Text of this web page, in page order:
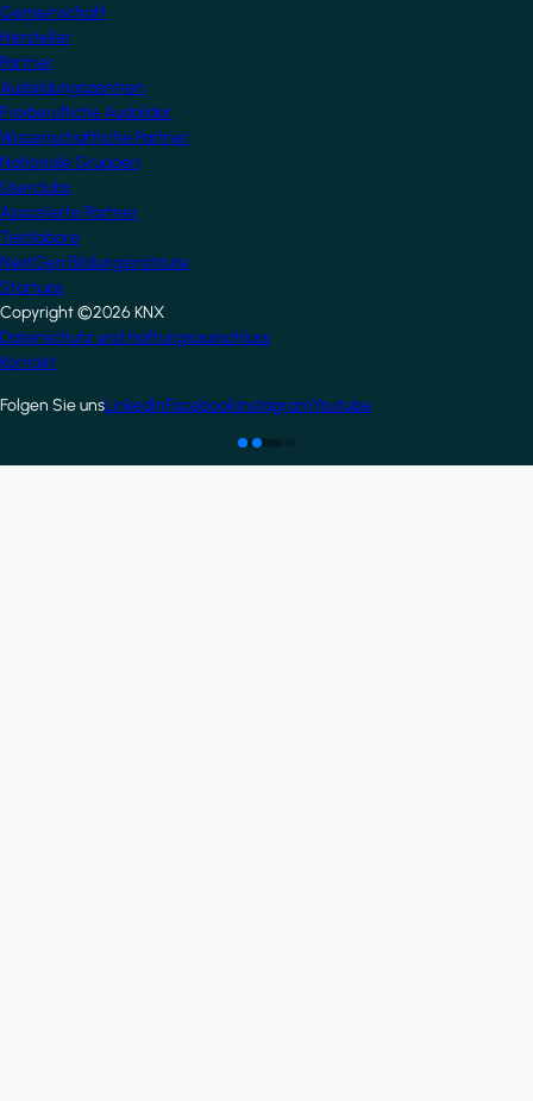
Gemeinschaft
Hersteller
Partner
Ausbildungszentren
Freiberufliche Ausbilder
Wissenschaftliche Partner
Nationale Gruppen
Userclubs
Assoziierte Partner
Testlabore
NextGen Bildungsinstitute
Startups
Copyright ©2026 KNX
Footer
Datenschutz und Haftungsausschluss
Kontakt
Folgen Sie unsLinkedInFacebookInstagramYoutube